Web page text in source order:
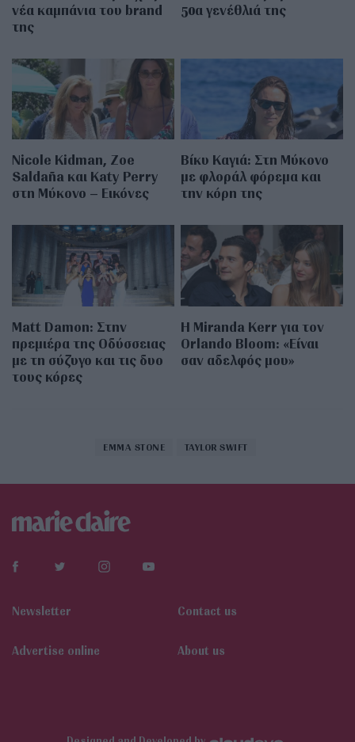
νέα καμπάνια του brand
της
50α γενέθλιά της
Nicole Kidman, Zoe
Saldaña και Katy Perry
στη Μύκονο – Εικόνες
Βίκυ Καγιά: Στη Μύκονο
με φλοράλ φόρεμα και
την κόρη της
Matt Damon: Στην
πρεμιέρα της Οδύσσειας
με τη σύζυγο και τις δυο
τους κόρες
Η Miranda Kerr για τον
Orlando Bloom: «Είναι
σαν αδελφός μου»
EMMA STONE TAYLOR SWIFT
Newsletter Contact us
Αdvertise online About us